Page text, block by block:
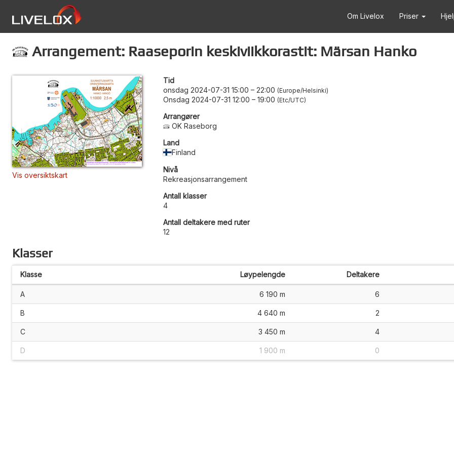
Om Livelox Priser
Arrangement: Raaseporin keskiviikkorastit: Märsan Hanko
Vis oversiktskart
Tid
onsdag 2024-07-31 15:00 – 22:00 Europe/Helsinki
Onsdag 2024-07-31 12:00 – 19:00 Etc/UTC
Arrangører
OK Raseborg
Land
Finland
Nivå
Rekreasjonsarrangement
Antall klasser
4
Antall deltakere med ruter
12
Klasser
Klasse Løypelengde Deltakere
A 6 190 m 6
B 4 640 m 2
C 3 450 m 4
D 1 900 m 0